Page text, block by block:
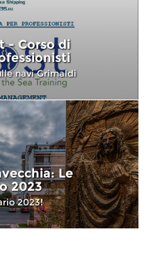
- Corso di
navi Grimaldi
Le
2023
2023!